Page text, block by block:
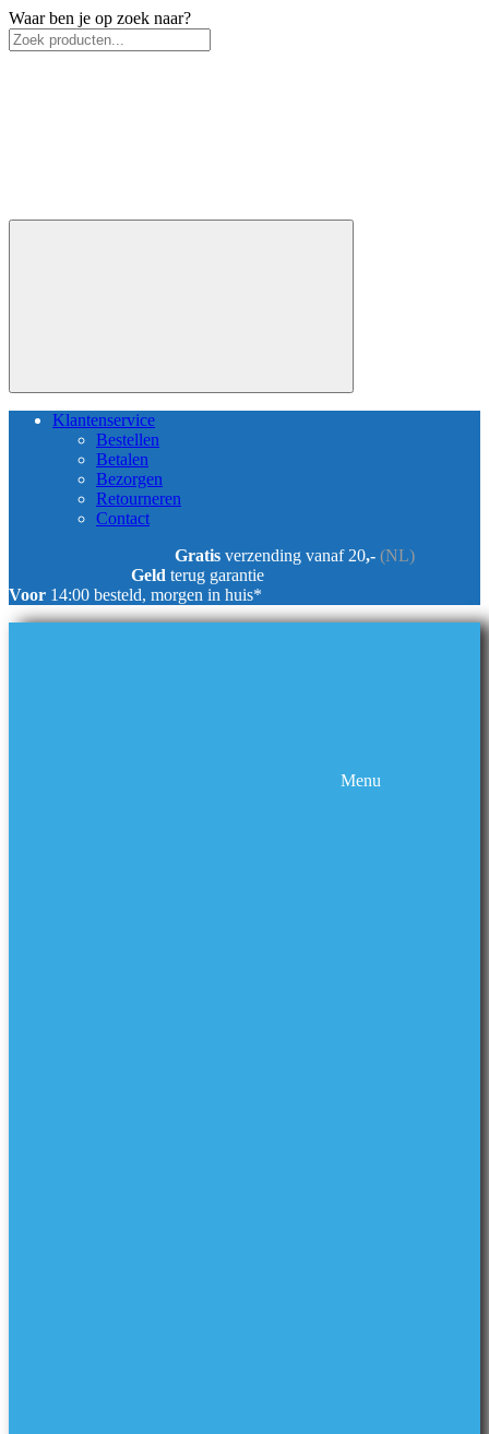
Waar ben je op zoek naar?
Klantenservice
Bestellen
Betalen
Bezorgen
Retourneren
Contact
Gratis verzending vanaf 20,- (NL)
Geld terug garantie
Voor 14:00 besteld, morgen in huis*
Menu